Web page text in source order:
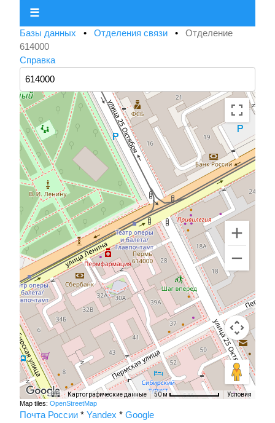
☰
Базы данных • Отделения связи • Отделение
614000
Справка
Картографические данные 50 м Условия
Map tiles: OpenStreetMap
Почта России * Yandex * Google